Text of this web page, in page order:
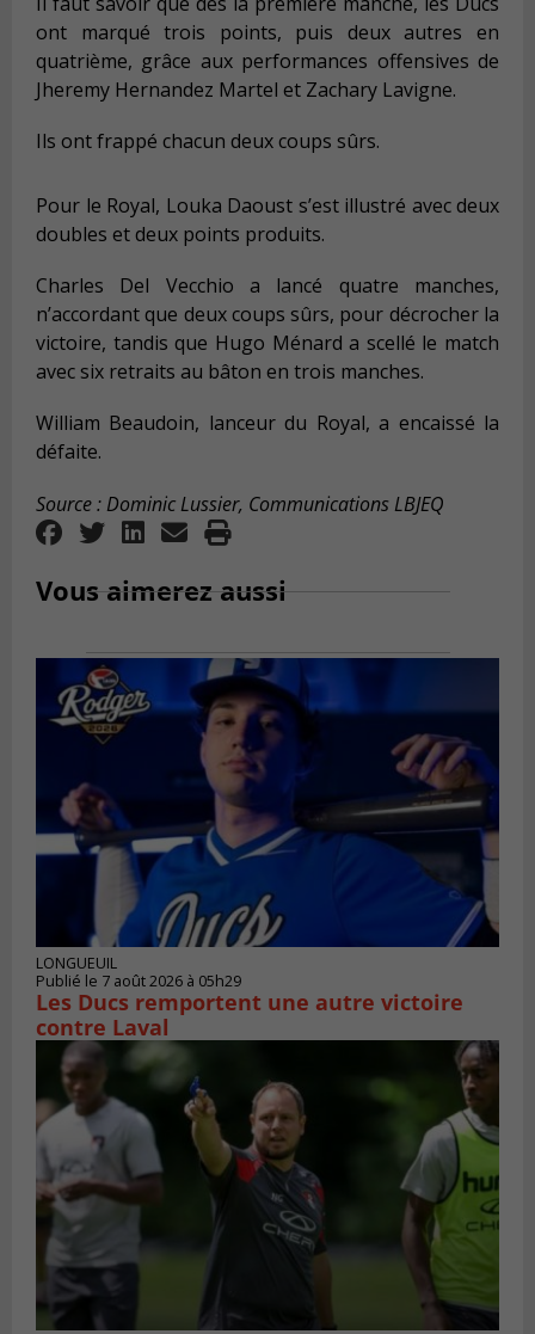
ont marqué trois points, puis deux autres en
quatrième, grâce aux performances offensives de
Jheremy Hernandez Martel et Zachary Lavigne.
Ils ont frappé chacun deux coups sûrs.
Pour le Royal, Louka Daoust s’est illustré avec deux
doubles et deux points produits.
Charles Del Vecchio a lancé quatre manches,
n’accordant que deux coups sûrs, pour décrocher la
victoire, tandis que Hugo Ménard a scellé le match
avec six retraits au bâton en trois manches.
William Beaudoin, lanceur du Royal, a encaissé la
défaite.
Source : Dominic Lussier, Communications LBJEQ
Vous aimerez aussi
LONGUEUIL
Publié le 7 août 2026 à 05h29
Les Ducs remportent une autre victoire
contre Laval